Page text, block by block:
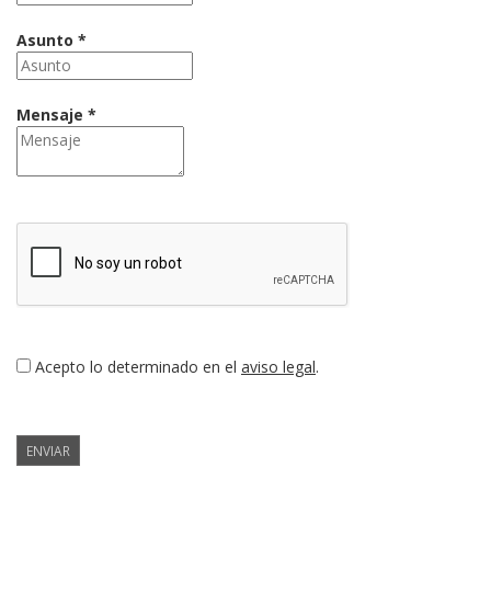
Asunto *
Mensaje *
Acepto lo determinado en el aviso legal.
ENVIAR